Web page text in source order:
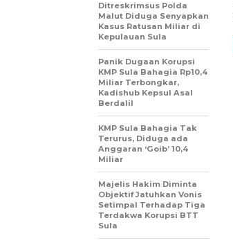
Ditreskrimsus Polda
Malut Diduga Senyapkan
Kasus Ratusan Miliar di
Kepulauan Sula
Panik Dugaan Korupsi
KMP Sula Bahagia Rp10,4
Miliar Terbongkar,
Kadishub Kepsul Asal
Berdalil
KMP Sula Bahagia Tak
Terurus, Diduga ada
Anggaran ‘Goib’ 10,4
Miliar
Majelis Hakim Diminta
Objektif Jatuhkan Vonis
Setimpal Terhadap Tiga
Terdakwa Korupsi BTT
Sula